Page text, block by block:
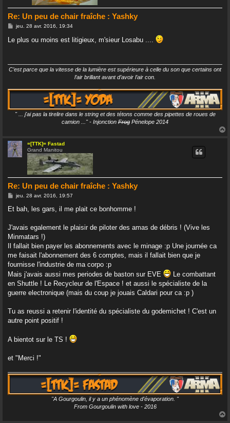
Re: Un peu de chair fraîche : Yashky
M
s
s
jeu. 28 avr. 2016, 19:34
Le plus ou moins est litigieux, m'sieur Losabu ....
C’est parce que la vitesse de la lumière est supérieure à celle du son que certains ont
l’air brillant avant d’avoir l’air con.
" ... j'ai pas la tirelire dans le string et des tétons comme des pipettes de roues de
camion ..." - Injonction Frog Pénelope 2014
=[TTK]= Fastad
Grand Manitou
Re: Un peu de chair fraîche : Yashky
M
s
g
jeu. 28 avr. 2016, 19:57
Et bah, les gars, il me plait ce bonhomme !
J'avais egalement le plaisir de piloter des amas de débris ! (Vive les
Minmatars !)
Il fallait bien payer les abonnements avec le minage :p Une journée ca
me faisait l'abonnement des 6 comptes, mais il fallait bien que je
fournisse l'industrie de ma corpo :p
Mais j'avais aussi mes periodes de baston sur EVE
Le combattant
en Shuttle ! Le Recycleur de l'Espace ! et aussi le spécialiste de la
guerre electronique (mais du coup je jouais Caldari pour ca :p )
Tu as reussi a retenir l'identité du spécialiste du godemichet ! C'est un
autre point positif !
A bientot sur le TS !
et "Merci !"
"A Gourgoulin, il y a un phénomène d'évaporation. "
From Gourgoulin with love - 2016